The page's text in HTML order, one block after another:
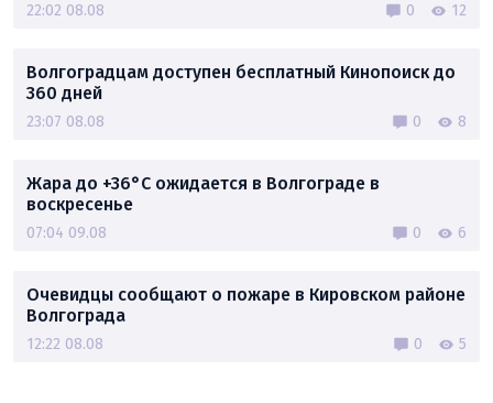
22:02 08.08 0 12
Волгоградцам доступен бесплатный Кинопоиск до
360 дней
23:07 08.08 0 8
Жара до +36°C ожидается в Волгограде в
воскресенье
07:04 09.08 0 6
Очевидцы сообщают о пожаре в Кировском районе
Волгограда
12:22 08.08 0 5